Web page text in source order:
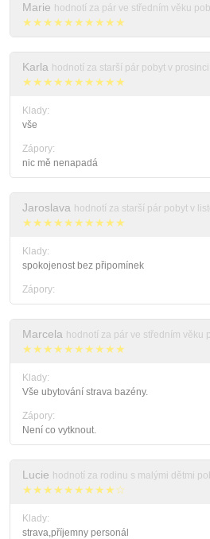
Marie hodnotí za pár ve středním věku
★★★★★★★★★★
Karla hodnotí za starší pár pobyt v
★★★★★★★★★★
Klady:
vše
Zápory:
nic mě nenapadá
Jaroslava hodnotí za starší pár pobyt v
★★★★★★★★★★
Klady:
spokojenost bez připomínek
Zápory:
Marcela hodnotí za pár ve středním věku
★★★★★★★★★★
Klady:
Vše ubytování strava bazény.
Zápory:
Není co vytknout.
Lucie hodnotí za rodinu s malými dětmi
★★★★★★★★★☆
Klady:
strava,příjemny personál